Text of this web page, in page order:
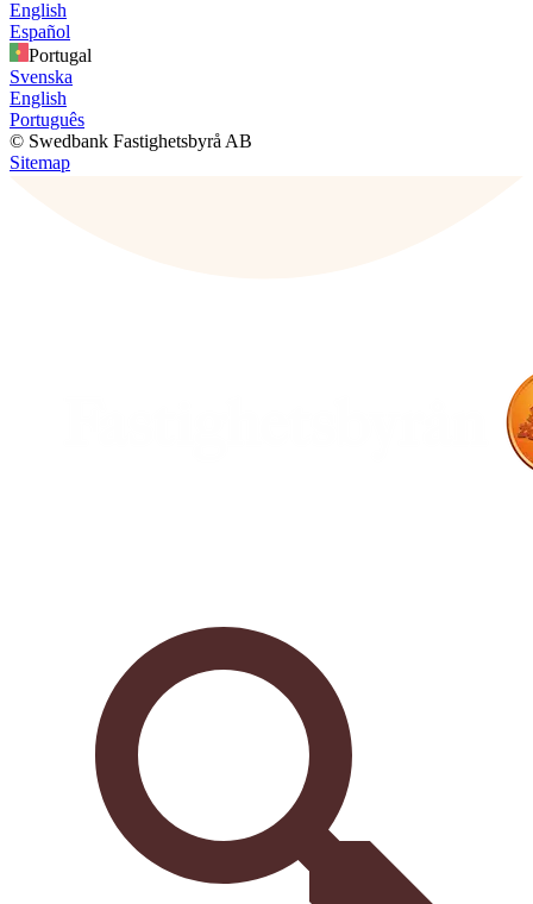
English
Español
Portugal
Svenska
English
Português
© Swedbank Fastighetsbyrå AB
Sitemap